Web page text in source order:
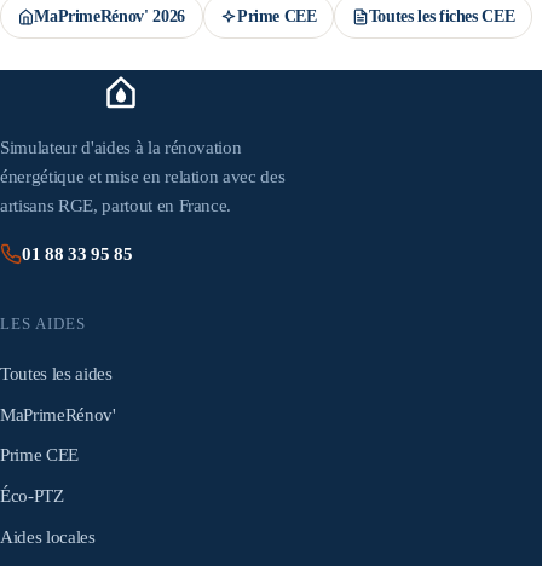
MaPrimeRénov' 2026 Prime CEE Toutes les fiches CEE
Simulateur d'aides à la rénovation
énergétique et mise en relation avec des
artisans RGE, partout en France.
01 88 33 95 85
LES AIDES
Toutes les aides
MaPrimeRénov'
Prime CEE
Éco-PTZ
Aides locales